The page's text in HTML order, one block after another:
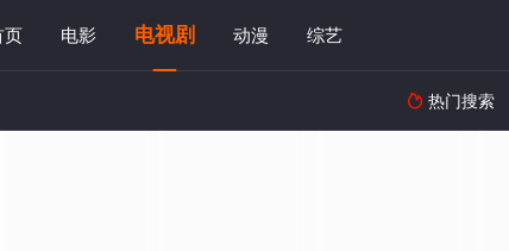
页 电影 电视剧 动漫 综艺
 热门搜索